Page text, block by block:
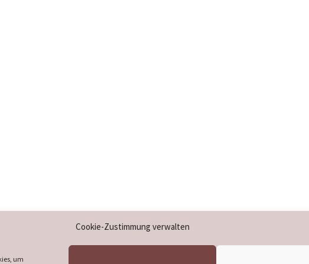
Cookie-Zustimmung verwalten
um